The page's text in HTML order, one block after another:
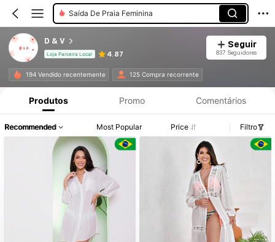
Saída De Praia Feminina
D & V
Loja Parceira Local 4.87
Seguir
837 Seguidores
194 Vendido recentemente 125 Compra recorrente
Produtos Promo Comentários
Recommended Most Popular Price Filtro